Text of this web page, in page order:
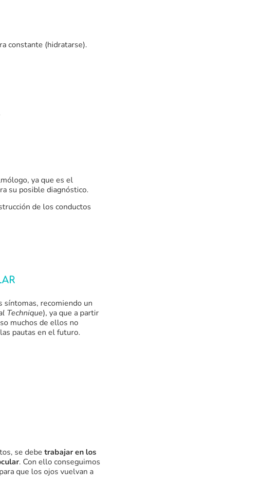
constante (hidratarse).
ya que es el
su posible diagnóstico.
de los conductos
síntomas, recomiendo un
Technique), ya que a partir
muchos de ellos no
pautas en el futuro.
se debe trabajar en los
. Con ello conseguimos
que los ojos vuelvan a